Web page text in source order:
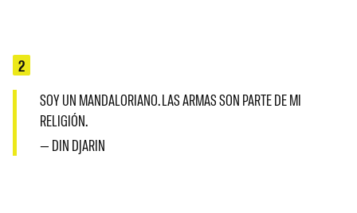
2
SOY UN MANDALORIANO. LAS ARMAS SON PARTE DE MI
RELIGIÓN.
— DIN DJARIN